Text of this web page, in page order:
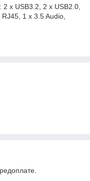
x USB3.2, 2 x USB2.0,
1 x 3.5 Audio,